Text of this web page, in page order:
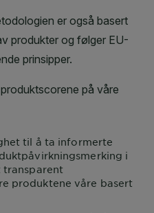
til å ta informerte
i
transparent
produktene våre basert